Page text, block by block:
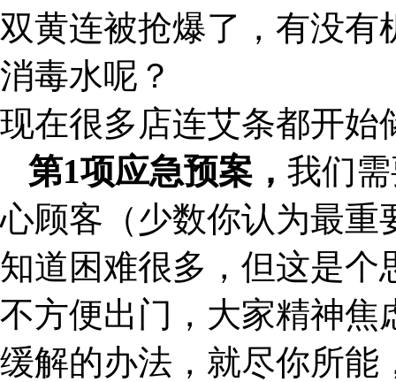
双黄连被抢爆了，有没有
消毒水呢？
现在很多店连艾条都开
第1项应急预案， 我们
心顾客（少数你认为最重
知道困难很多，但这是个
不方便出门，大家精神焦
缓解的办法，就尽你所能